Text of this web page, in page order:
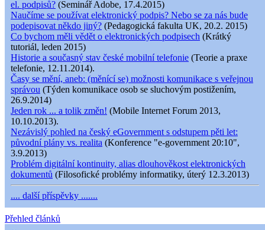
el. podpisů? (Seminář Adobe, 17.4.2015)
Naučíme se používat elektronický podpis? Nebo se za nás bude
podepisovat někdo jiný? (Pedagogická fakulta UK, 20.2. 2015)
Co bychom měli vědět o elektronických podpisech (Krátký
tutoriál, leden 2015)
Historie a současný stav české mobilní telefonie (Teorie a praxe
telefonie, 12.11.2014).
Časy se mění, aneb: (měnící se) možnosti komunikace s veřejnou
správou (Týden komunikace osob se sluchovým postižením,
26.9.2014)
Jeden rok ... a tolik změn! (Mobile Internet Forum 2013,
10.10.2013).
Nezávislý pohled na český eGovernment s odstupem pěti let:
původní plány vs. realita (Konference "e-government 20:10",
3.9.2013)
Problém digitální kontinuity, alias dlouhověkost elektronických
dokumentů (Filosofické problémy informatiky, úterý 12.3.2013)
.... další příspěvky .......
Přehled článků